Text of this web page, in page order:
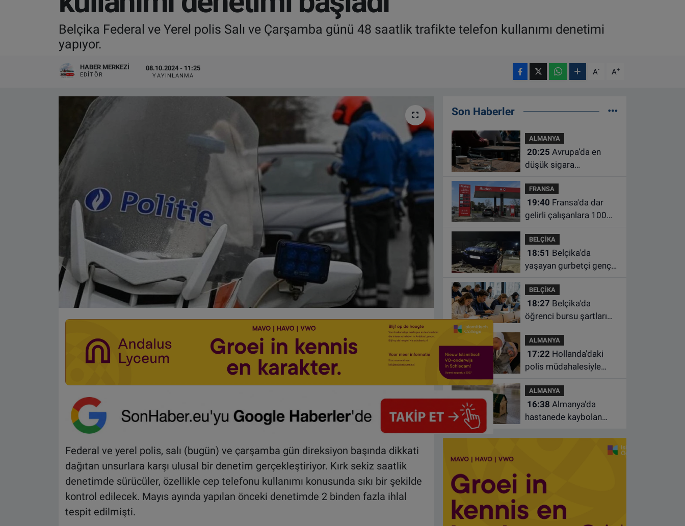
Belçika Federal ve Yerel polis Salı ve Çarşamba günü 48 saatlik trafikte telefon kullanımı denetimi
yapıyor.
HABER MERKEZI
EDITÖR
08.10.2024 - 11:25
YAYINLANMA A- A+
Federal ve yerel polis, salı (bugün) ve çarşamba gün direksiyon başında dikkati
dağıtan unsurlara karşı ulusal bir denetim gerçekleştiriyor. Kırk sekiz saatlik
denetimde sürücüler, özellikle cep telefonu kullanımı konusunda sıkı bir şekilde
kontrol edilecek. Mayıs ayında yapılan önceki denetimde 2 binden fazla ihlal
tespit edilmişti.
Son Haberler
ALMANYA
20:25
düşük sigara
Belçika’da olduğu
açıklandı
FRANSA
19:40
gelirli çalışanlara 100
süre uzatıldı
BELÇİKA
18:51
yaşayan gurbetçi genç
kazada hayatını kaybetti
BELÇİKA
18:27
öğrenci bursu şartları
ders almayan burs
alamayacak
ALMANYA
17:22
polis müdahalesiyle
çiftin bebeği aileden
alındı
ALMANYA
16:38
hastanede kaybolan
ALGEMENE VOORWAARDEN
CONTACT
Çerez Politikası